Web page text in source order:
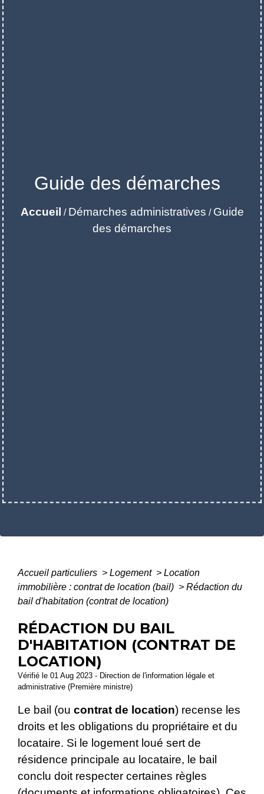
Guide des démarches
Accueil / Démarches administratives / Guide
des démarches
Accueil particuliers > Logement > Location
immobilière : contrat de location (bail) > Rédaction du
bail d'habitation (contrat de location)
RÉDACTION DU BAIL
D'HABITATION (CONTRAT DE
LOCATION)
Vérifié le 01 Aug 2023 - Direction de l'information légale et
administrative (Première ministre)
Le bail (ou contrat de location) recense les
droits et les obligations du propriétaire et du
locataire. Si le logement loué sert de
résidence principale au locataire, le bail
conclu doit respecter certaines règles